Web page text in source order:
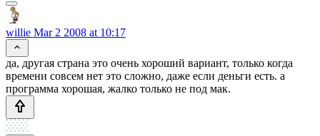
willie Mar 2 2008 at 10:17
да, другая страна это очень хороший вариант, только когда
времени совсем нет это сложно, даже если деньги есть. а
программа хорошая, жалко только не под мак.